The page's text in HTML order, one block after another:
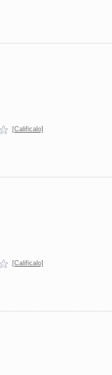
[Calificalo]
[Calificalo]